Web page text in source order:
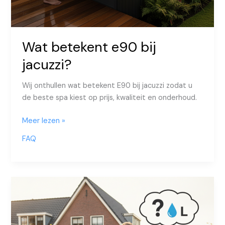
Wat betekent e90 bij
jacuzzi?
Wij onthullen wat betekent E90 bij jacuzzi zodat u
de beste spa kiest op prijs, kwaliteit en onderhoud.
Wat
e90
Meer lezen »
FAQ